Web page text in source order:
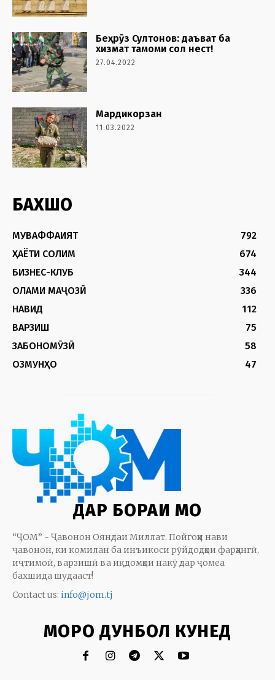
Беҳрӯз Султонов: даъват ба
хизмат тамоми сол нест!
27.04.2022
Мардикорзан
11.03.2022
БАХШҲО
МУВАФФАҚИЯТ
792
ҲАЁТИ СОЛИМ
674
БИЗНЕС-КЛУБ
344
ОЛАМИ МАҶОЗӢ
336
НАВИД
112
ВАРЗИШ
75
ЗАБОНОМӮЗӢ
58
ОЗМУНҲО
47
ДАР БОРАИ МО
“ҶОМ” - Ҷавонон Ояндаи Миллат. Пойгоҳи нави
ҷавонон, ки комилан ба инъикоси рӯйдодҳои фарҳангӣ,
иҷтимоӣ, варзишӣ ва иқдомҳои накӯ дар ҷомеа
бахшида шудааст!
Contact us: info@jom.tj
МОРО ДУНБОЛ КУНЕД